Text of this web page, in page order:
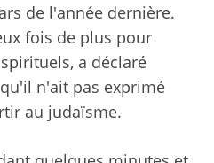
de l'année dernière.
fois de plus pour
a déclaré
n'ait pas exprimé
au judaïsme.